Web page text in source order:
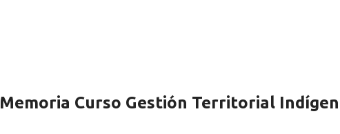
Memoria Curso Gestión Territorial